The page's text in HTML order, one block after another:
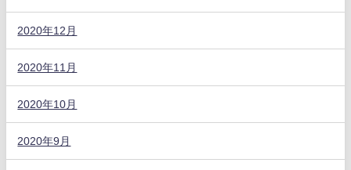
2020年12月
2020年11月
2020年10月
2020年9月